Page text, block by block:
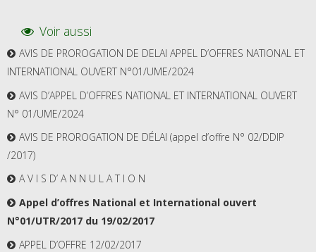
Voir aussi
AVIS DE PROROGATION DE DELAI APPEL D’OFFRES NATIONAL ET
INTERNATIONAL OUVERT N°01/UME/2024
AVIS D’APPEL D’OFFRES NATIONAL ET INTERNATIONAL OUVERT
N° 01/UME/2024
AVIS DE PROROGATION DE DÉLAI (appel d’offre N° 02/DDIP
/2017)
A V I S D’ A N N U L A T I O N
Appel d’offres National et International ouvert
N°01/UTR/2017 du 19/02/2017
APPEL D’OFFRE 12/02/2017